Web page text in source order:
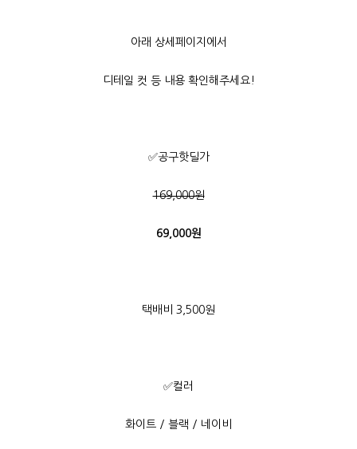
아래 상세페이지에서
디테일 컷 등 내용 확인해주세요!
✅공구핫딜가
169,000원
69,000원
택배비 3,500원
✅컬러
화이트 / 블랙 / 네이비